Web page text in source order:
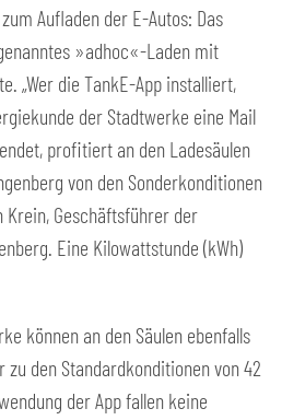
Aufladen der E-Autos: Das
»adhoc«-Laden mit
„Wer die TankE-App installiert,
der Stadtwerke eine Mail
profitiert an den Ladesäulen
von den Sonderkonditionen
Krein, Geschäftsführer der
Eine Kilowattstunde (kWh)
können an den Säulen ebenfalls
zu den Standardkonditionen von 42
der App fallen keine